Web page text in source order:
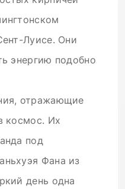
Луисе. Они
энергию подобно
отражающие
космос. Их
под
Фана из
день одна